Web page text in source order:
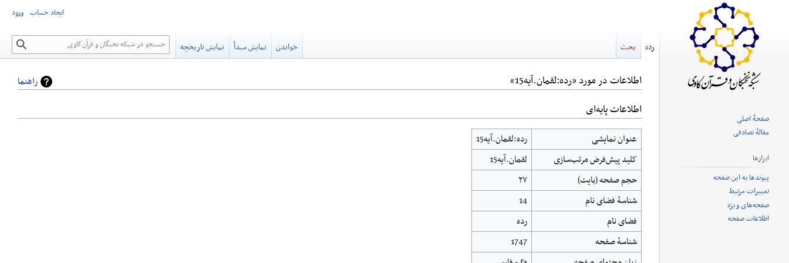
راهنما اطلاعات در مورد «رده:لقمان.آیه15»
پرش
به
ناوبری
پرش
به
جستجو
اطلاعات پایه‌ای
عنوان نمایشی
رده:لقمان.آیه15
کلید پیش‌فرض مرتب‌سازی
لقمان.آیه15
حجم صفحه (بایت)
۲۷
شناسهٔ فضای نام
14
فضای نام
رده
شناسهٔ صفحه
1747
ایجاد حساب ورود
رده بحث خواندن نمایش مبدأ نمایش تاریخچه جستجو
صفحهٔ اصلی
مقالهٔ تصادفی
ابزارها
پیوندها به این صفحه
تغییرات مرتبط
صفحه‌های ویژه
اطلاعات صفحه